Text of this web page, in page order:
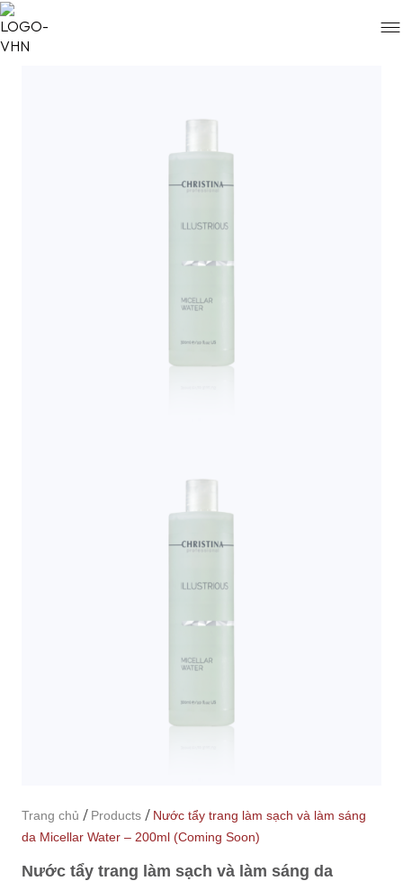
Trang chủ / Products / Nước tẩy trang làm sạch và làm sáng
da Micellar Water – 200ml (Coming Soon)
Nước tẩy trang làm sạch và làm sáng da